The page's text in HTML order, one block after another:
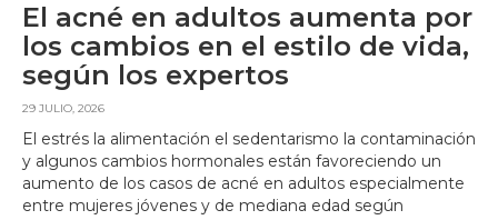
El acné en adultos aumenta por
los cambios en el estilo de vida,
según los expertos
29 JULIO, 2026
El estrés la alimentación el sedentarismo la contaminación
y algunos cambios hormonales están favoreciendo un
aumento de los casos de acné en adultos especialmente
entre mujeres jóvenes y de mediana edad según